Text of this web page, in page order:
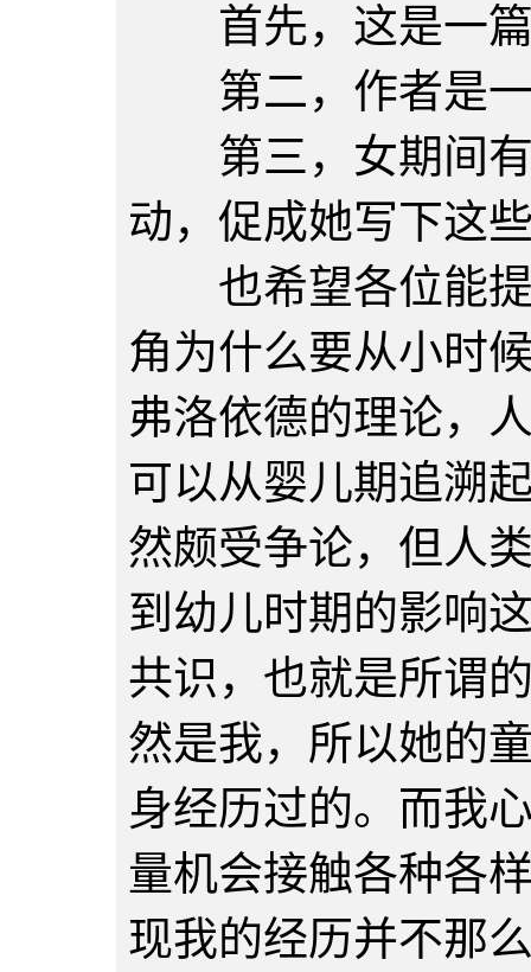
首先，这是一篇
第二，作者是一
第三，女期间有
动，促成她写下这
也希望各位能提
角为什么要从小时
弗洛依德的理论，
可以从婴儿期追溯
然颇受争论，但人
到幼儿时期的影响
共识，也就是所谓
然是我，所以她的
身经历过的。而我
量机会接触各种各
现我的经历并不那